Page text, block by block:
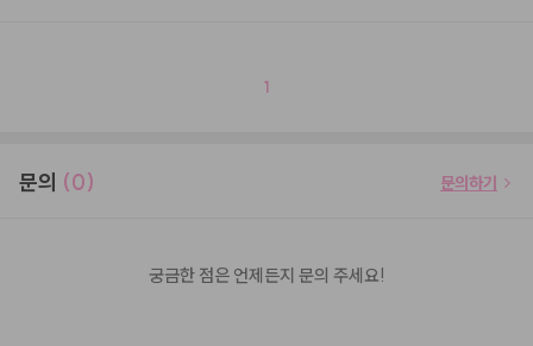
1
문의 (0) 문의하기
궁금한 점은 언제든지 문의 주세요!